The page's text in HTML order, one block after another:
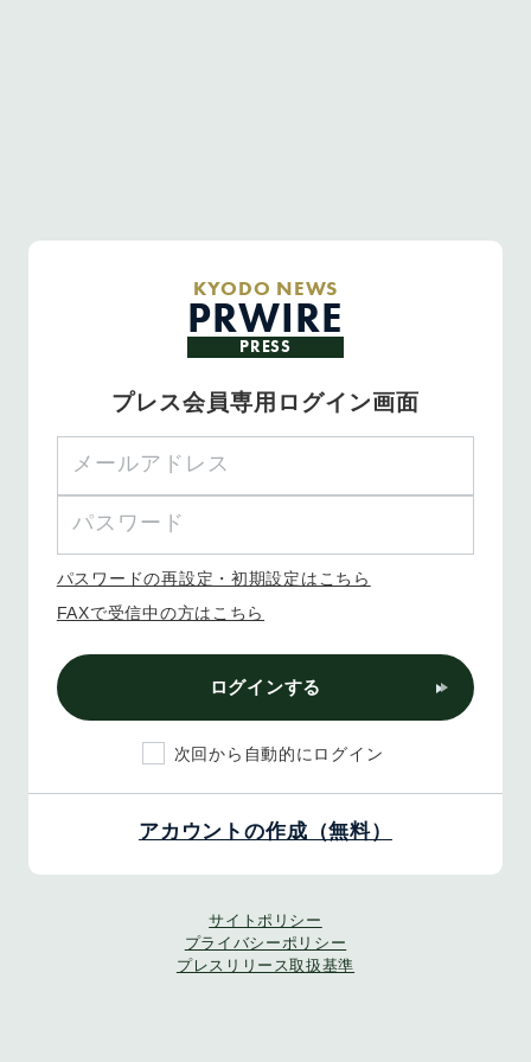
KYODO NEWS
PRWIRE
PRESS
プレス会員専用ログイン画面
パスワードの再設定・初期設定はこちら
FAXで受信中の方はこちら
ログインする
次回から自動的にログイン
アカウントの作成（無料）
サイトポリシー
プライバシーポリシー
プレスリリース取扱基準